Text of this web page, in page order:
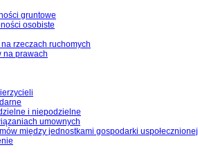
gruntowe
osobiste
na rzeczach ruchomych
na prawach
i niepodzielne
umownych
między jednostkami gospodarki uspołecznionej